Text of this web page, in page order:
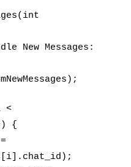
New Messages:
<
{